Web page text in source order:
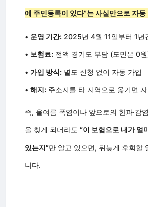
에 주민등록이 있다”는 사실만으로 자동
• 운영 기간:2025년 4월 11일부터 1년
• 보험료:전액 경기도 부담 (도민은 0
• 가입 방식:별도 신청 없이 자동 가입
• 해지:주소지를 타 지역으로 옮기면
즉, 올여름 폭염이나 앞으로의 한파·감
을 찾게 되더라도 “이 보험으로 내가 얼
있는지”만 알고 있으면, 뒤늦게 후회할
니다.